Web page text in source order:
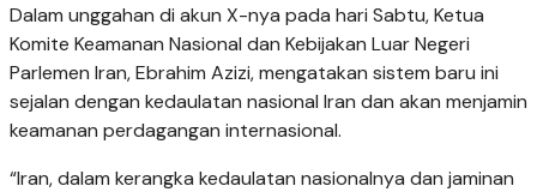
Dalam unggahan di akun X-nya pada hari Sabtu, Ketua
Komite Keamanan Nasional dan Kebijakan Luar Negeri
Parlemen Iran, Ebrahim Azizi, mengatakan sistem baru ini
sejalan dengan kedaulatan nasional Iran dan akan menjamin
keamanan perdagangan internasional.
“Iran, dalam kerangka kedaulatan nasionalnya dan jaminan